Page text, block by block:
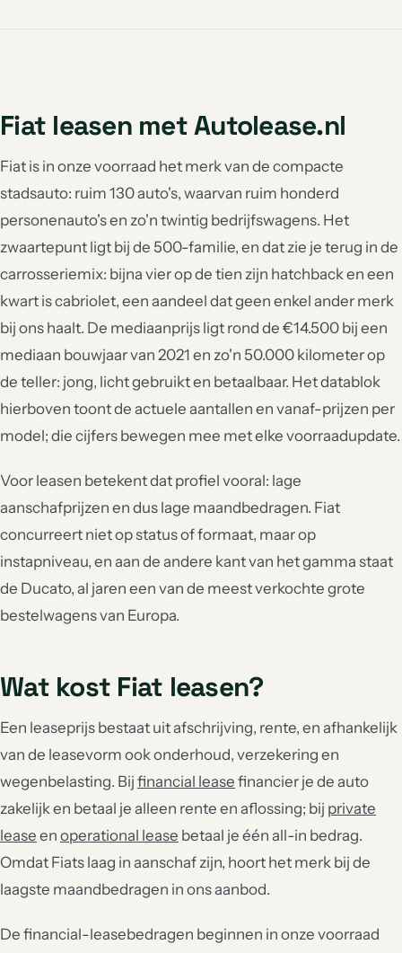
Fiat leasen met Autolease.nl
Fiat is in onze voorraad het merk van de compacte
stadsauto: ruim 130 auto's, waarvan ruim honderd
personenauto's en zo'n twintig bedrijfswagens. Het
zwaartepunt ligt bij de 500-familie, en dat zie je terug in de
carrosseriemix: bijna vier op de tien zijn hatchback en een
kwart is cabriolet, een aandeel dat geen enkel ander merk
bij ons haalt. De mediaanprijs ligt rond de €14.500 bij een
mediaan bouwjaar van 2021 en zo'n 50.000 kilometer op
de teller: jong, licht gebruikt en betaalbaar. Het datablok
hierboven toont de actuele aantallen en vanaf-prijzen per
model; die cijfers bewegen mee met elke voorraadupdate.
Voor leasen betekent dat profiel vooral: lage
aanschafprijzen en dus lage maandbedragen. Fiat
concurreert niet op status of formaat, maar op
instapniveau, en aan de andere kant van het gamma staat
de Ducato, al jaren een van de meest verkochte grote
bestelwagens van Europa.
Wat kost Fiat leasen?
Een leaseprijs bestaat uit afschrijving, rente, en afhankelijk
van de leasevorm ook onderhoud, verzekering en
wegenbelasting. Bij financial lease financier je de auto
zakelijk en betaal je alleen rente en aflossing; bij private
lease en operational lease betaal je één all-in bedrag.
Omdat Fiats laag in aanschaf zijn, hoort het merk bij de
laagste maandbedragen in ons aanbod.
De financial-leasebedragen beginnen in onze voorraad